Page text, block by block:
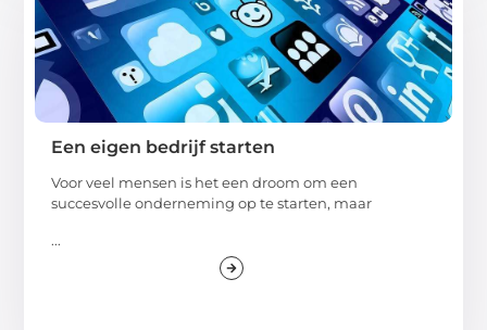
Een eigen bedrijf starten
Voor veel mensen is het een droom om een
succesvolle onderneming op te starten, maar
...